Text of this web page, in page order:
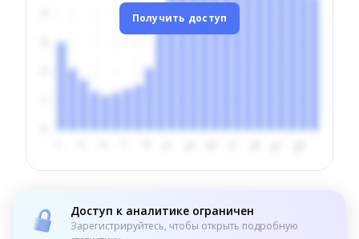
Получить доступ
Доступ к аналитике ограничен
Зарегистрируйтесь, чтобы открыть подробную